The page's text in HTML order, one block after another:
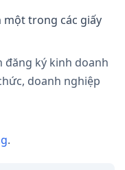
trong các giấy
đăng ký kinh doanh
doanh nghiệp
.